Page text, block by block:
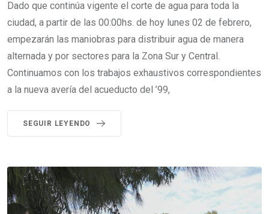
Dado que continúa vigente el corte de agua para toda la
ciudad, a partir de las 00:00hs. de hoy lunes 02 de febrero,
empezarán las maniobras para distribuir agua de manera
alternada y por sectores para la Zona Sur y Central.
Continuamos con los trabajos exhaustivos correspondientes
a la nueva avería del acueducto del ’99,
SEGUIR LEYENDO